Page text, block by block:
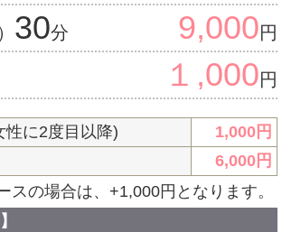
30分 9,000円
１,000円
性に2度目以降) 1,000 円
6,000 円
の場合は、+1,000円となります。